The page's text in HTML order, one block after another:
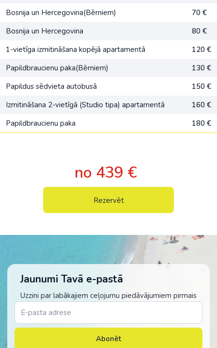
Bosnija un Hercegovina(Bērniem)
70 €
Bosnija un Hercegovina
80 €
1-vietīga izmitināšana kopējā apartamentā
120 €
Papildbraucienu paka(Bērniem)
130 €
Papildus sēdvieta autobusā
150 €
Izmitināšana 2-vietīgā (Studio tipa) apartamentā
160 €
Papildbraucienu paka
180 €
no 439 €
Rezervēt
Jaunumi Tavā e-pastā
Uzzini par labākajiem ceļojumu piedāvājumiem pirmais
Abonēt